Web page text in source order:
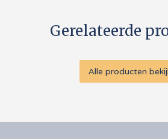
Gerelateerde
Alle producten